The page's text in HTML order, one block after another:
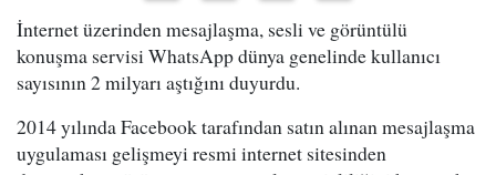
İnternet üzerinden mesajlaşma, sesli ve görüntülü
konuşma servisi WhatsApp dünya genelinde kullanıcı
sayısının 2 milyarı aştığını duyurdu.
2014 yılında Facebook tarafından satın alınan mesajlaşma
uygulaması gelişmeyi resmi internet sitesinden